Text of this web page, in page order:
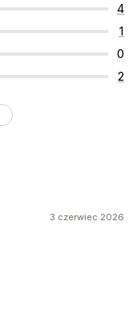
4
1
0
2
3 czerwiec 2026